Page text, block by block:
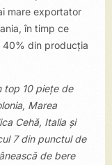
mare exportator
în timp ce
40% din producția
top 10 piețe de
Marea
Cehă, Italia și
7 din punctul de
de bere